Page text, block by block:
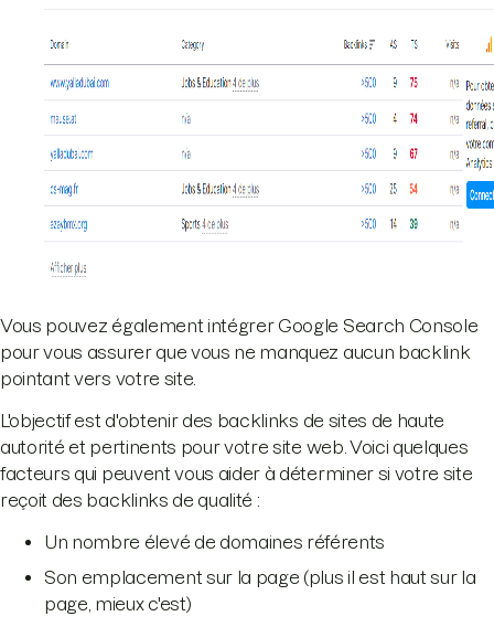
Vous pouvez également intégrer Google Search Console
pour vous assurer que vous ne manquez aucun backlink
pointant vers votre site.
L'objectif est d'obtenir des backlinks de sites de haute
autorité et pertinents pour votre site web. Voici quelques
facteurs qui peuvent vous aider à déterminer si votre site
reçoit des backlinks de qualité :
Un nombre élevé de domaines référents
Son emplacement sur la page (plus il est haut sur la
page, mieux c'est)